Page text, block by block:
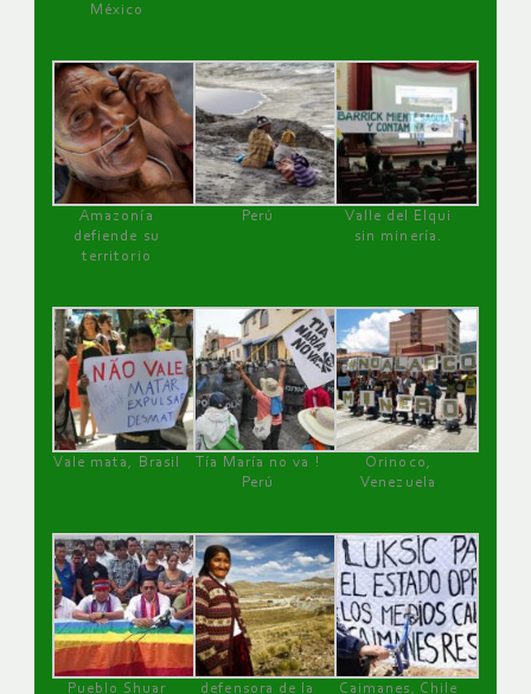
México
Amazonía
defiende su
territorio
Perú
Valle del Elqui
sin minería.
Vale mata, Brasil
Tía María no va !
Perú
Orinoco,
Venezuela
Pueblo Shuar defensora de la Caimanes, Chile